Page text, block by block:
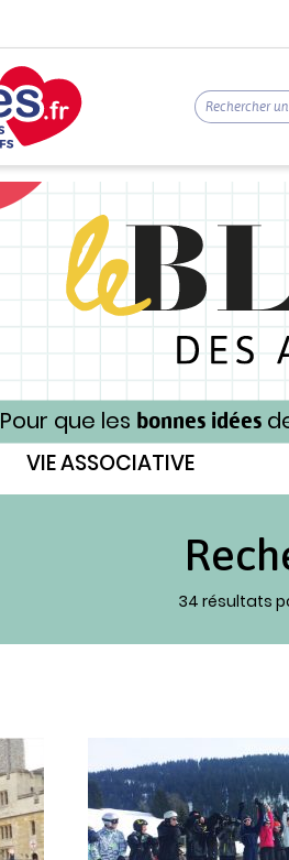
Pour que les bonnes idées
VIE ASSOCIATIVE
34 résultats